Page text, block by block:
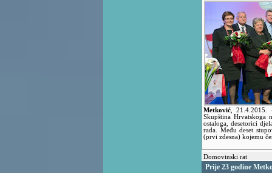
Metković ,21.4.2015.
Skupština Hrvatskoga
ostaloga, desetorici
rada. Među deset
(prvi zdesna) kojemu
Domovinski rat
Prije 23 godine